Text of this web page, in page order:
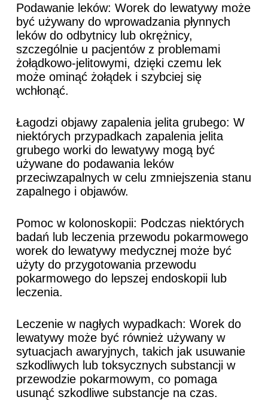
Podawanie leków: Worek do lewatywy może
być używany do wprowadzania płynnych
leków do odbytnicy lub okrężnicy,
szczególnie u pacjentów z problemami
żołądkowo-jelitowymi, dzięki czemu lek
może ominąć żołądek i szybciej się
wchłonąć.
Łagodzi objawy zapalenia jelita grubego: W
niektórych przypadkach zapalenia jelita
grubego worki do lewatywy mogą być
używane do podawania leków
przeciwzapalnych w celu zmniejszenia stanu
zapalnego i objawów.
Pomoc w kolonoskopii: Podczas niektórych
badań lub leczenia przewodu pokarmowego
worek do lewatywy medycznej może być
użyty do przygotowania przewodu
pokarmowego do lepszej endoskopii lub
leczenia.
Leczenie w nagłych wypadkach: Worek do
lewatywy może być również używany w
sytuacjach awaryjnych, takich jak usuwanie
szkodliwych lub toksycznych substancji w
przewodzie pokarmowym, co pomaga
usunąć szkodliwe substancje na czas.